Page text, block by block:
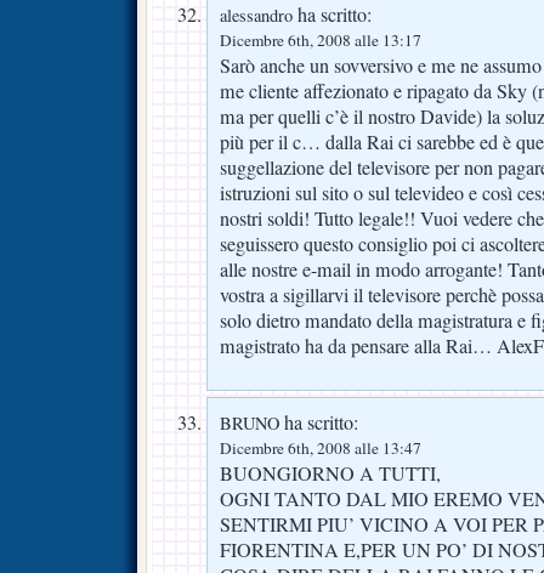
alessandro ha scritto:
Dicembre 6th, 2008 alle 13:17
Sarò anche un sovversivo e me ne
me cliente affezionato e ripagato da Sky
ma per quelli c’è il nostro Davide) la
più per il c… dalla Rai ci sarebbe ed è
suggellazione del televisore per non
istruzioni sul sito o sul televideo e così
nostri soldi! Tutto legale!! Vuoi vedere
seguissero questo consiglio poi ci
alle nostre e-mail in modo arrogante!
vostra a sigillarvi il televisore perchè
solo dietro mandato della magistratura e
magistrato ha da pensare alla Rai…
BRUNO ha scritto:
Dicembre 6th, 2008 alle 13:47
BUONGIORNO A TUTTI,
OGNI TANTO DAL MIO EREMO
SENTIRMI PIU’ VICINO A VOI PER
FIORENTINA E,PER UN PO’ DI